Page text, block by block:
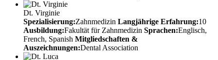
Dt. Virginie
Spezialisierung:Zahnmedizin Langjährige Erfahrung:10
Ausbildung:Fakultät für Zahnmedizin Sprachen:Englisch,
French, Spanish Mitgliedschaften &
Auszeichnungen:Dental Association